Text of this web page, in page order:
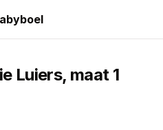
Luiers, maat 1